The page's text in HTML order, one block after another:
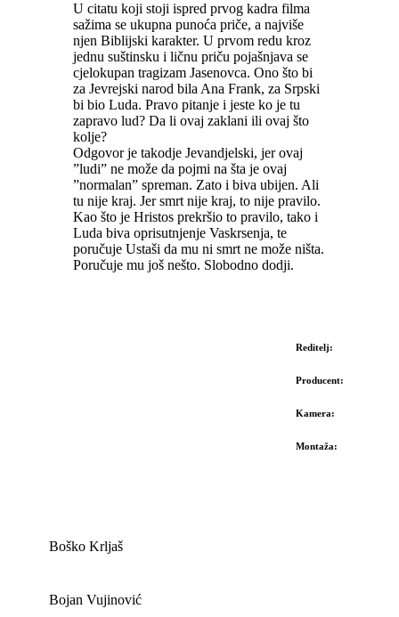
U citatu koji stoji ispred prvog kadra filma
sažima se ukupna punoća priče, a najviše
njen Biblijski karakter. U prvom redu kroz
jednu suštinsku i ličnu priču pojašnjava se
cjelokupan tragizam Jasenovca. Ono što bi
za Jevrejski narod bila Ana Frank, za Srpski
bi bio Luda. Pravo pitanje i jeste ko je tu
zapravo lud? Da li ovaj zaklani ili ovaj što
kolje?
Odgovor je takodje Jevandjelski, jer ovaj
”ludi” ne može da pojmi na šta je ovaj
”normalan” spreman. Zato i biva ubijen. Ali
tu nije kraj. Jer smrt nije kraj, to nije pravilo.
Kao što je Hristos prekršio to pravilo, tako i
Luda biva oprisutnjenje Vaskrsenja, te
poručuje Ustaši da mu ni smrt ne može ništa.
Poručuje mu još nešto. Slobodno dodji.
Reditelj:
Producent:
Kamera:
Montaža:
Boško Krljaš
Bojan Vujinović